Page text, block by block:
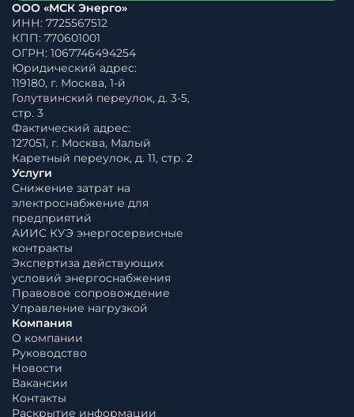
ООО «МСК Энерго»
ИНН: 7725567512
КПП: 770601001
ОГРН: 1067746494254
Юридический адрес:
119180, г. Москва, 1-й
Голутвинский переулок, д. 3-5,
стр. 3
Фактический адрес:
127051, г. Москва, Малый
Каретный переулок, д. 11, стр. 2
Услуги
Снижение затрат на
электроснабжение для
предприятий
АИИС КУЭ энергосервисные
контракты
Экспертиза действующих
условий энергоснабжения
Правовое сопровождение
Управление нагрузкой
Компания
О компании
Руководство
Новости
Вакансии
Контакты
Раскрытие информации